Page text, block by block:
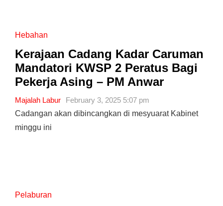
Hebahan
Kerajaan Cadang Kadar Caruman
Mandatori KWSP 2 Peratus Bagi
Pekerja Asing – PM Anwar
Majalah Labur
February 3, 2025 5:07 pm
Cadangan akan dibincangkan di mesyuarat Kabinet
minggu ini
Pelaburan